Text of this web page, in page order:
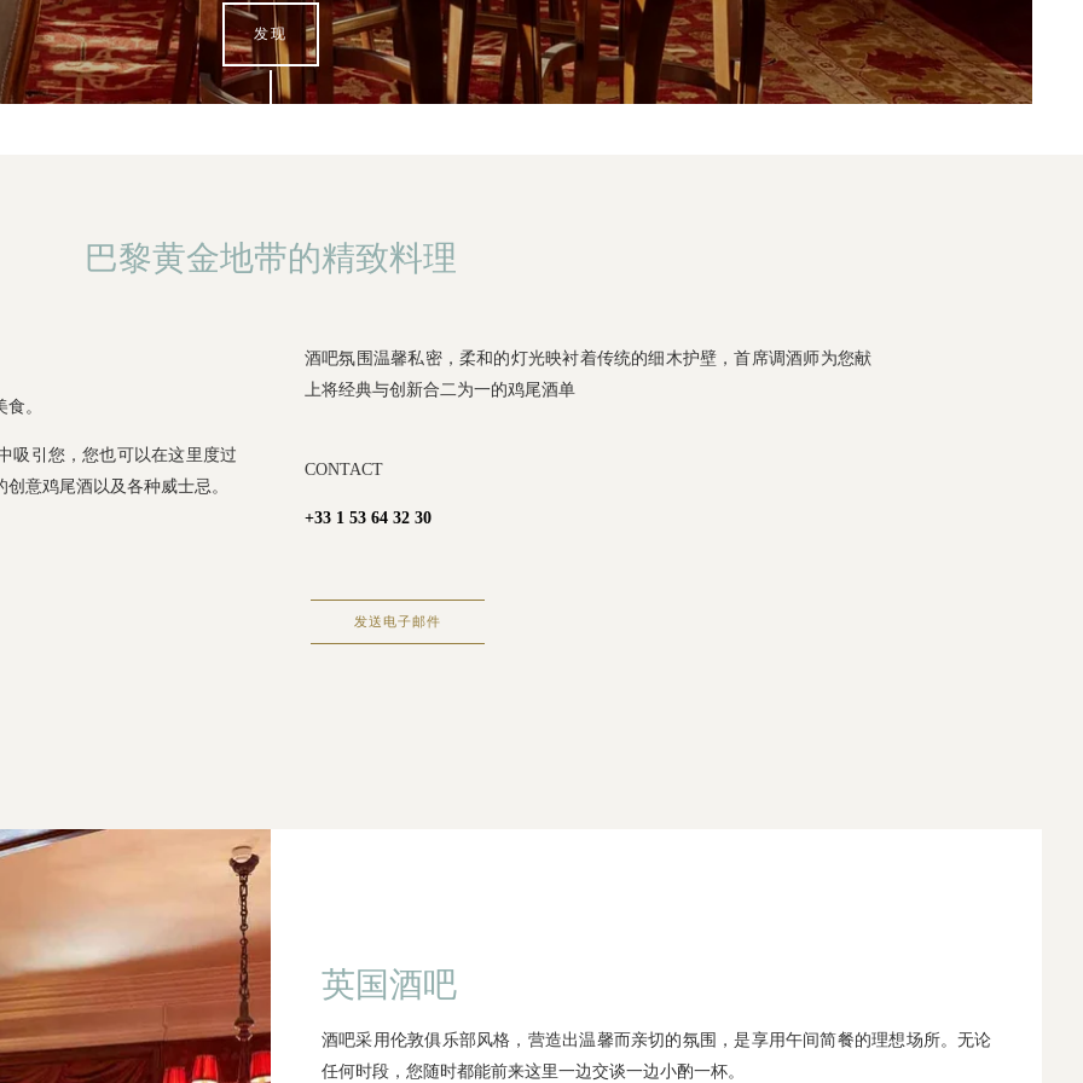
发现
巴黎黄金地带的精致料理
。
吸引您，您也可以在这里度过
意鸡尾酒以及各种威士忌。
酒吧氛围温馨私密，柔和的灯光映衬着传统的细木护壁，首席调酒师为您献
上将经典与创新合二为一的鸡尾酒单
CONTACT
+33 1 53 64 32 30
发送电子邮件
英国酒吧
酒吧采用伦敦俱乐部风格，营造出温馨而亲切的氛围，是享用午间简餐的理想场所。无论
任何时段，您随时都能前来这里一边交谈一边小酌一杯。